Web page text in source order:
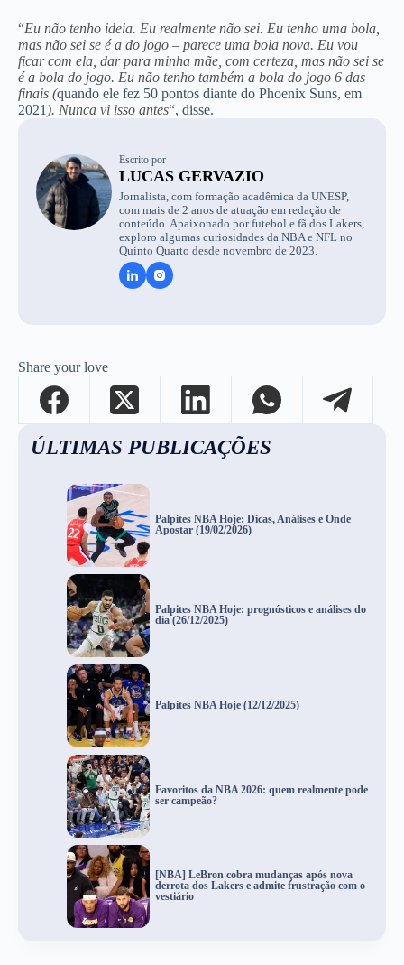
“Eu não tenho ideia. Eu realmente não sei. Eu tenho uma bola,
mas não sei se é a do jogo – parece uma bola nova. Eu vou
ficar com ela, dar para minha mãe, com certeza, mas não sei se
é a bola do jogo. Eu não tenho também a bola do jogo 6 das
finais (quando ele fez 50 pontos diante do Phoenix Suns, em
2021 ). Nunca vi isso antes“, disse.
Escrito por
LUCAS GERVAZIO
Jornalista, com formação acadêmica da UNESP,
com mais de 2 anos de atuação em redação de
conteúdo. Apaixonado por futebol e fã dos Lakers,
exploro algumas curiosidades da NBA e NFL no
Quinto Quarto desde novembro de 2023.
Share your love
ÚLTIMAS PUBLICAÇÕES
Palpites NBA Hoje: Dicas, Análises e Onde
Apostar (19/02/2026)
Palpites NBA Hoje: prognósticos e análises do
dia (26/12/2025)
Palpites NBA Hoje (12/12/2025)
Favoritos da NBA 2026: quem realmente pode
ser campeão?
[NBA] LeBron cobra mudanças após nova
derrota dos Lakers e admite frustração com o
vestiário